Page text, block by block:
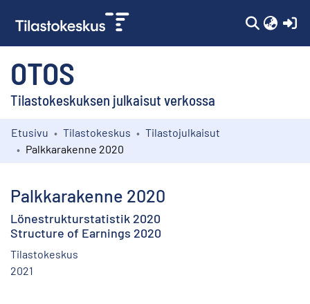
OTOS
Tilastokeskuksen julkaisut verkossa
Kokoelmat
Etusivu Tilastokeskus
Tilastojulkaisut
Palkkarakenne 2020
Palkkarakenne 2020
Lönestrukturstatistik 2020
Structure of Earnings 2020
Tilastokeskus
2021